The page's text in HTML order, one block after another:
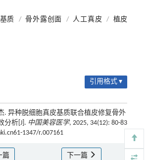
质 / 骨外露创面 / 人工真皮 / 植皮
引用格式 ▾
. 异种脱细胞真皮基质联合植皮修复骨外
分析[J]. 中国美容医学, 2025, 34(12): 80-83
1347/r.007161
篇 下一篇